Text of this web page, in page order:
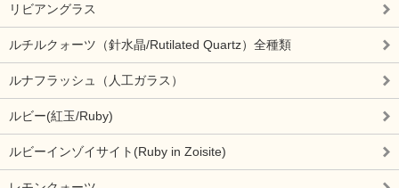
リビアングラス
ルチルクォーツ（針水晶/Rutilated Quartz）全種類
ルナフラッシュ（人工ガラス）
ルビー(紅玉/Ruby)
ルビーインゾイサイト(Ruby in Zoisite)